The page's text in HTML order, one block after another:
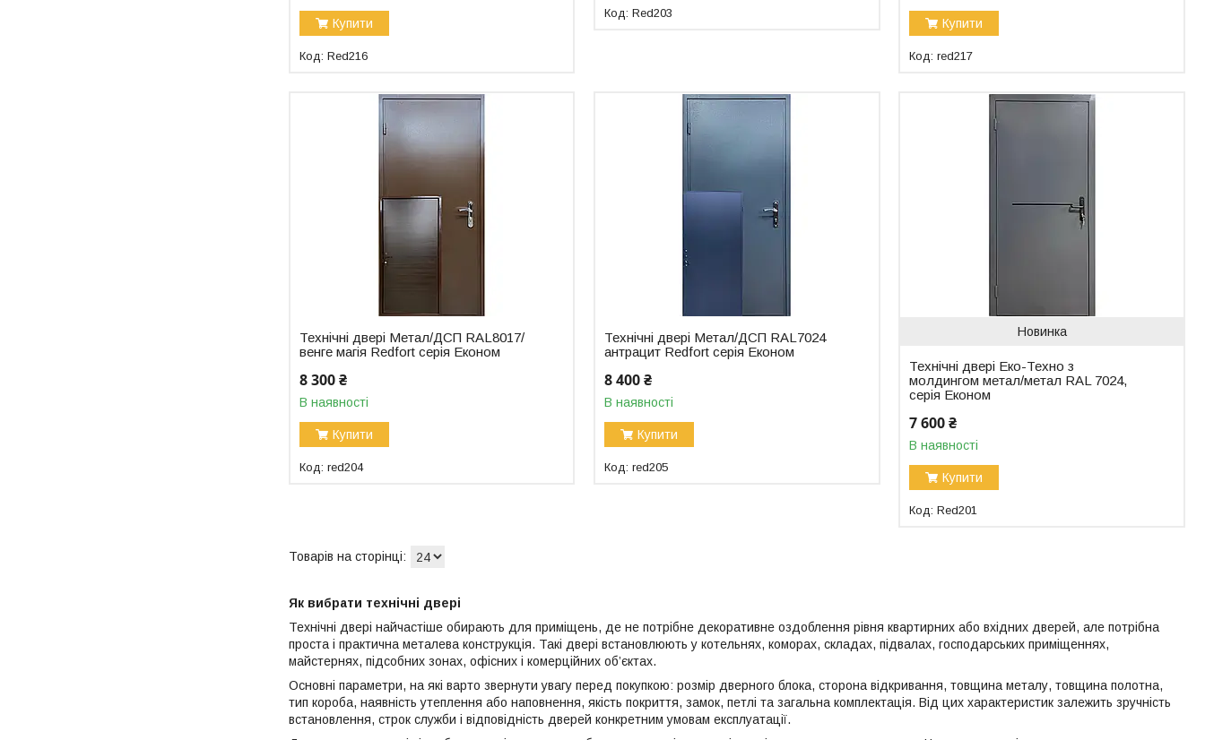
Купити
Red216
Red203
Купити
red217
Технічні двері Метал/ДСП RAL8017/
венге магія Redfort серія Економ
8 300 ₴
В наявності
Купити
red204
Технічні двері Метал/ДСП RAL7024
антрацит Redfort серія Економ
8 400 ₴
В наявності
Купити
red205
Новинка
Технічні двері Еко-Техно з
молдингом метал/метал RAL 7024,
серія Економ
7 600 ₴
В наявності
Купити
Red201
Як вибрати технічні двері
Технічні двері найчастіше обирають для приміщень, де не потрібне декоративне оздоблення рівня квартирних або вхідних дверей, але потрібна
проста і практична металева конструкція. Такі двері встановлюють у котельнях, коморах, складах, підвалах, господарських приміщеннях,
майстернях, підсобних зонах, офісних і комерційних об’єктах.
Основні параметри, на які варто звернути увагу перед покупкою: розмір дверного блока, сторона відкривання, товщина металу, товщина полотна,
тип короба, наявність утеплення або наповнення, якість покриття, замок, петлі та загальна комплектація. Від цих характеристик залежить зручність
встановлення, строк служби і відповідність дверей конкретним умовам експлуатації.